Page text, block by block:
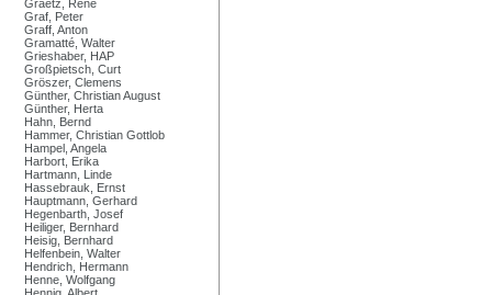
Graetz, René
Graf, Peter
Graff, Anton
Gramatté, Walter
Grieshaber, HAP
Großpietsch, Curt
Gröszer, Clemens
Günther, Christian August
Günther, Herta
Hahn, Bernd
Hammer, Christian Gottlob
Hampel, Angela
Harbort, Erika
Hartmann, Linde
Hassebrauk, Ernst
Hauptmann, Gerhard
Hegenbarth, Josef
Heiliger, Bernhard
Heisig, Bernhard
Helfenbein, Walter
Hendrich, Hermann
Henne, Wolfgang